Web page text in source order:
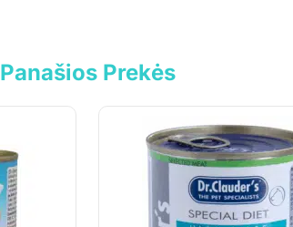
Panašios Prekės